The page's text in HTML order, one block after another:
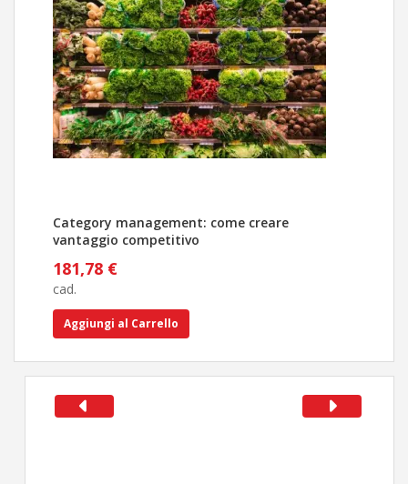
Category management: come creare
vantaggio competitivo
181,78 €
cad.
Aggiungi al Carrello